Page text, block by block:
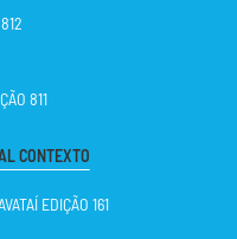
811
CONTEXTO
EDIÇÃO 161